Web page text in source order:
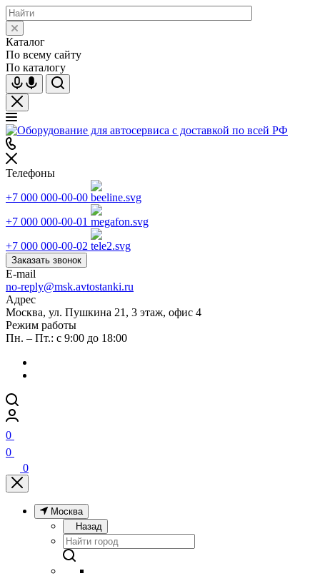
Каталог
По всему сайту
По каталогу
Телефоны
+7 000 000-00-00
+7 000 000-00-01
+7 000 000-00-02
Заказать звонок
E-mail
no-reply@msk.avtostanki.ru
Адрес
Москва, ул. Пушкина 21, 3 этаж, офис 4
Режим работы
Пн. – Пт.: с 9:00 до 18:00
0
0
0
Москва
Назад